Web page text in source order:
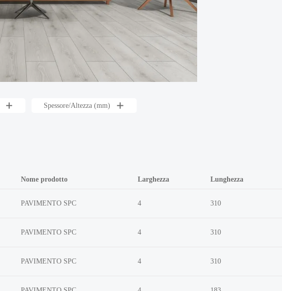
Spessore/Altezza (mm)
Nome prodotto Larghezza Lunghezza
PAVIMENTO SPC 4 310
PAVIMENTO SPC 4 310
PAVIMENTO SPC 4 310